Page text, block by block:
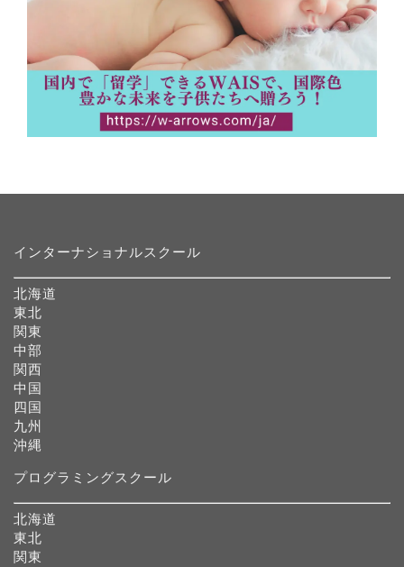
インターナショナルスクール
北海道
東北
関東
中部
関西
中国
四国
九州
沖縄
プログラミングスクール
北海道
東北
関東